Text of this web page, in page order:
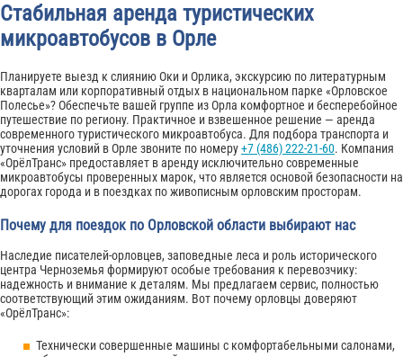
Стабильная аренда туристических
микроавтобусов в Орле
Планируете выезд к слиянию Оки и Орлика, экскурсию по литературным
кварталам или корпоративный отдых в национальном парке «Орловское
Полесье»? Обеспечьте вашей группе из Орла комфортное и бесперебойное
путешествие по региону. Практичное и взвешенное решение — аренда
современного туристического микроавтобуса. Для подбора транспорта и
уточнения условий в Орле звоните по номеру+7 (486) 222-21-60. Компания
«ОрёлТранс» предоставляет в аренду исключительно современные
микроавтобусы проверенных марок, что является основой безопасности на
дорогах города и в поездках по живописным орловским просторам.
Почему для поездок по Орловской области выбирают нас
Наследие писателей-орловцев, заповедные леса и роль исторического
центра Черноземья формируют особые требования к перевозчику:
надежность и внимание к деталям. Мы предлагаем сервис, полностью
соответствующий этим ожиданиям. Вот почему орловцы доверяют
«ОрёлТранс»:
Технически совершенные машины с комфортабельными салонами,